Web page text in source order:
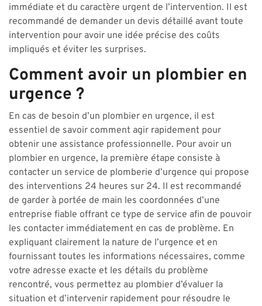
immédiate et du caractère urgent de l’intervention. Il est
recommandé de demander un devis détaillé avant toute
intervention pour avoir une idée précise des coûts
impliqués et éviter les surprises.
Comment avoir un plombier en
urgence ?
En cas de besoin d’un plombier en urgence, il est
essentiel de savoir comment agir rapidement pour
obtenir une assistance professionnelle. Pour avoir un
plombier en urgence, la première étape consiste à
contacter un service de plomberie d’urgence qui propose
des interventions 24 heures sur 24. Il est recommandé
de garder à portée de main les coordonnées d’une
entreprise fiable offrant ce type de service afin de pouvoir
les contacter immédiatement en cas de problème. En
expliquant clairement la nature de l’urgence et en
fournissant toutes les informations nécessaires, comme
votre adresse exacte et les détails du problème
rencontré, vous permettez au plombier d’évaluer la
situation et d’intervenir rapidement pour résoudre le